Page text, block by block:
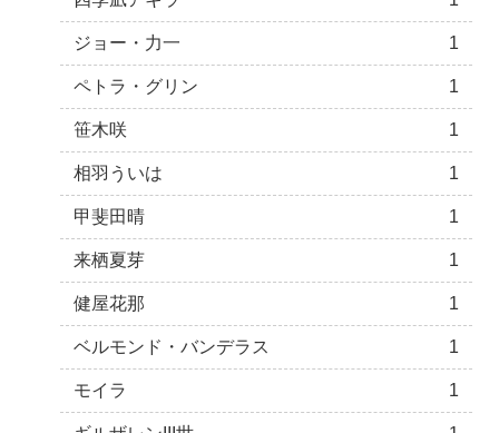
ジョー・力一 1
ペトラ・グリン 1
笹木咲 1
相羽ういは 1
甲斐田晴 1
来栖夏芽 1
健屋花那 1
ベルモンド・バンデラス 1
モイラ 1